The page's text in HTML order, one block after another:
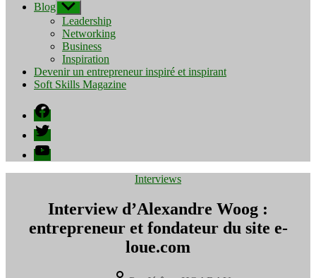
Blog Afficher
le
sous-
menu
Leadership
Networking
Business
Inspiration
Devenir un entrepreneur inspiré et inspirant
Soft Skills Magazine
Facebook
Twitter
YouTube
Catégories
Interviews
Interview d’Alexandre Woog :
entrepreneur et fondateur du site e-
loue.com